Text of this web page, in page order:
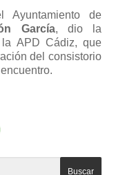
Ayuntamiento de
García, dio la
APD Cádiz, que
del consistorio